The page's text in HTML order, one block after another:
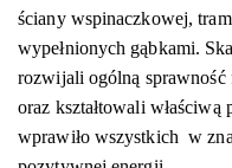
ściany wspinaczkowej,
wypełnionych gąbkami.
rozwijali ogólną
oraz kształtowali właściwą
wprawiło wszystkich w